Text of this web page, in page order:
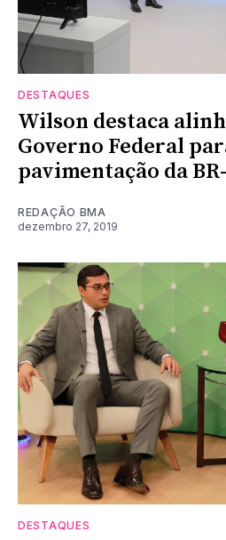
DESTAQUES
Wilson destaca
Governo Federal
pavimentação da
REDAÇÃO BMA
dezembro 27, 2019
DESTAQUES